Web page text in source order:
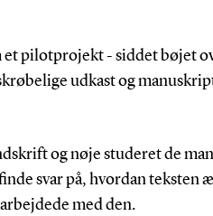
et pilotprojekt - siddet bøjet
udkast og
og nøje studeret de
svar på, hvordan teksten
med den.